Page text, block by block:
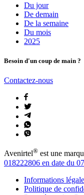
Du jour
De demain
De la semaine
Du mois
2025
Besoin d'un coup de main ?
Contactez-nous
Avenirtel® est une
018222806 en date du
Informations
Politique de